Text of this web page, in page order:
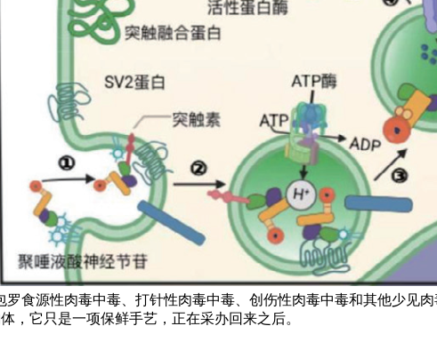
食源性肉毒中毒、打针性肉毒中毒、创伤性肉毒中毒和其他少见
，它只是一项保鲜手艺，正在采办回来之后。